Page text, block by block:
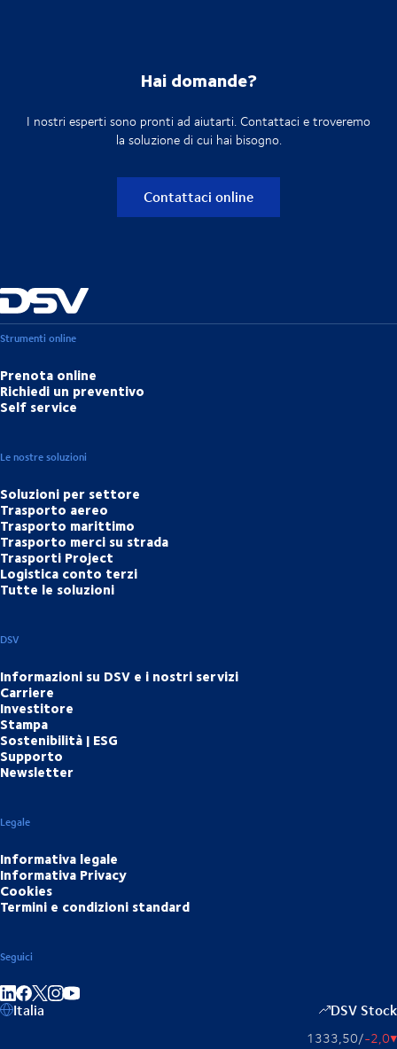
Hai domande?
I nostri esperti sono pronti ad aiutarti. Contattaci e troveremo
la soluzione di cui hai bisogno.
Contattaci online
Strumenti online
Prenota online
Richiedi un preventivo
Self service
Le nostre soluzioni
Soluzioni per settore
Trasporto aereo
Trasporto marittimo
Trasporto merci su strada
Trasporti Project
Logistica conto terzi
Tutte le soluzioni
DSV
Informazioni su DSV e i nostri servizi
Carriere
Investitore
Stampa
Sostenibilità | ESG
Supporto
Newsletter
Legale
Informativa legale
Informativa Privacy
Cookies
Termini e condizioni standard
Seguici
Condividi su LinkedIn
Condividi su Facebook
Italia DSV Stock
1333,50/-2,0▴